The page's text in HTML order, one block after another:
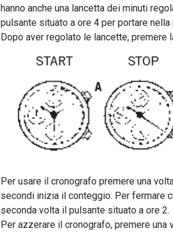
hanno anche una lancetta dei minuti
pulsante situato a ore 4 per portare
Dopo aver regolato le lancette,
Per usare il cronografo premere una
secondi inizia il conteggio. Per fermare
seconda volta il pulsante situato a ore 2.
Per azzerare il cronografo, premere una